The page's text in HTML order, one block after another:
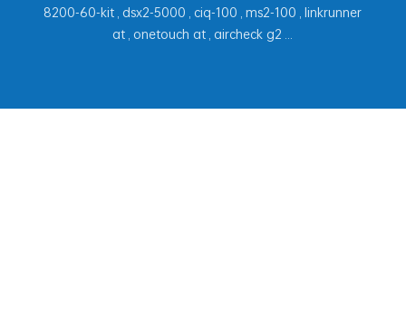
8200-60-kit dsx2-5000 ciq-100 ms2-100 linkrunner
at onetouch at aircheck g2